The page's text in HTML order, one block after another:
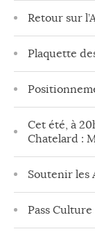
Retour sur
Plaquette
Cet été, à
Chatelard :
Soutenir les
Pass Culture